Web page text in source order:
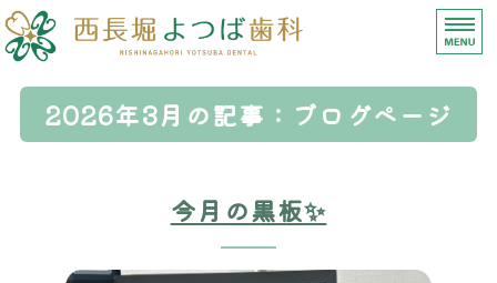
【西長堀よつば歯科
ホーム
医師紹介
2026年3月の記事：ブログページ
今月の黒板✨